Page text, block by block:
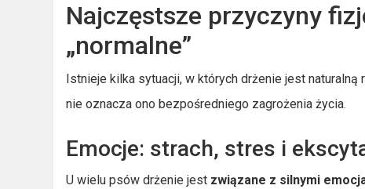
Najczęstsze przyczyny
„normalne”
Istnieje kilka sytuacji, w których drżenie jest
nie oznacza ono bezpośredniego zagrożenia życia.
Emocje: strach, stres i
U wielu psów drżenie jest związane z silnymi